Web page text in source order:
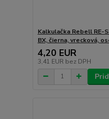
Kalkulačka Rebell RE-
BX, čierna, vrecková,
4,20 EUR
3,41 EUR bez DPH